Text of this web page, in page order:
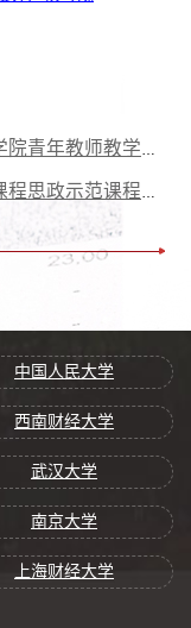
教学比赛获奖者的决定
政示范课程名单
中国人民大学
西南财经大学
武汉大学
南京大学
上海财经大学